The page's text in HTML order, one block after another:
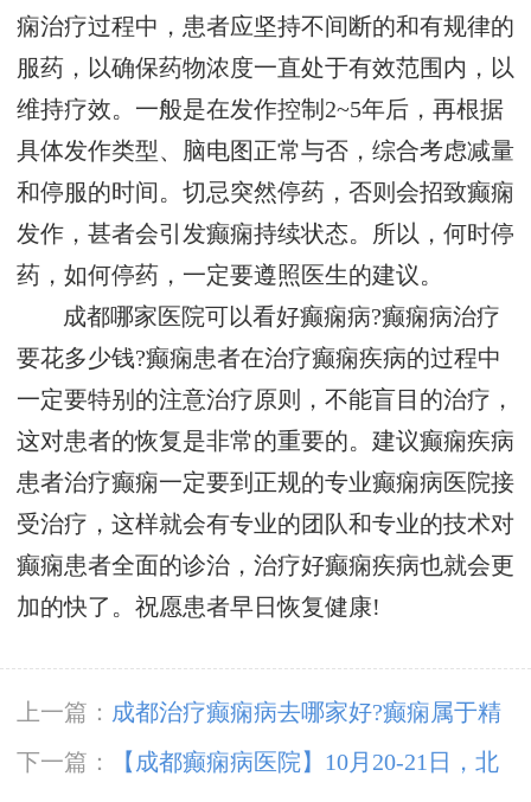
痫治疗过程中，患者应坚持不间断的和有规律的
服药，以确保药物浓度一直处于有效范围内，以
维持疗效。一般是在发作控制2~5年后，再根据
具体发作类型、脑电图正常与否，综合考虑减量
和停服的时间。切忌突然停药，否则会招致癫痫
发作，甚者会引发癫痫持续状态。所以，何时停
药，如何停药，一定要遵照医生的建议。
成都哪家医院可以看好癫痫病?癫痫病治疗
要花多少钱?癫痫患者在治疗癫痫疾病的过程中
一定要特别的注意治疗原则，不能盲目的治疗，
这对患者的恢复是非常的重要的。建议癫痫疾病
患者治疗癫痫一定要到正规的专业癫痫病医院接
受治疗，这样就会有专业的团队和专业的技术对
癫痫患者全面的诊治，治疗好癫痫疾病也就会更
加的快了。祝愿患者早日恢复健康!
上一篇： 成都治疗癫痫病去哪家好?癫痫属于精
神病吗?
下一篇：
【成都癫痫病医院】10月20-21日，北